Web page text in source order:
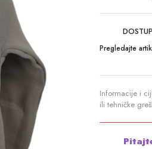
Pregledajte
Informacije i
ili tehničke